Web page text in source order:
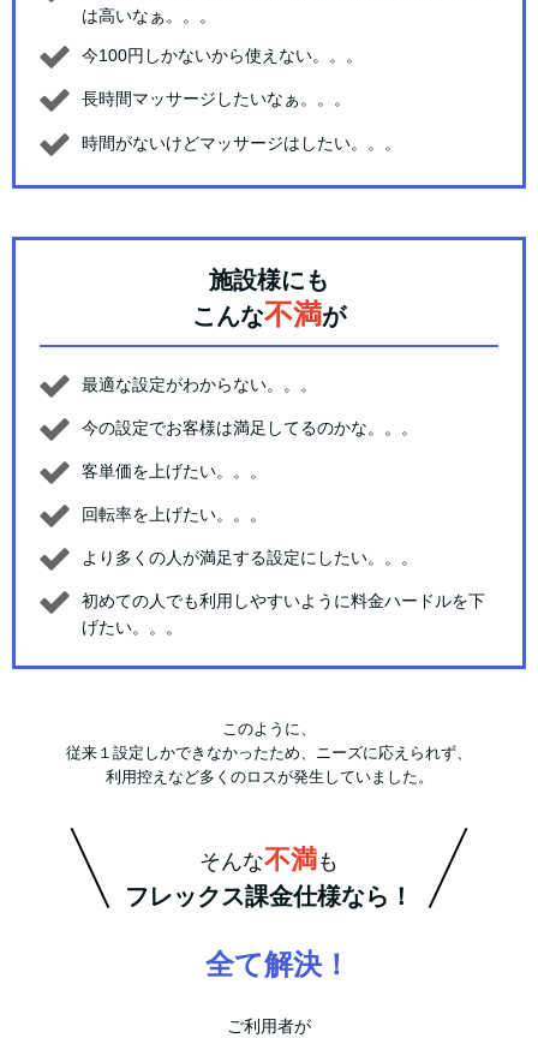
は高いなぁ。。。
今100円しかないから使えない。。。
長時間マッサージしたいなぁ。。。
時間がないけどマッサージはしたい。。。
施設様にも
こんな不満が
最適な設定がわからない。。。
今の設定でお客様は満足してるのかな。。。
客単価を上げたい。。。
回転率を上げたい。。。
より多くの人が満足する設定にしたい。。。
初めての人でも利用しやすいように料金ハードルを下
げたい。。。
このように、
従来１設定しかできなかったため、ニーズに応えられず、
利用控えなど多くのロスが発生していました。
そんな不満も
フレックス課金仕様なら！
全て解決！
ご利用者が